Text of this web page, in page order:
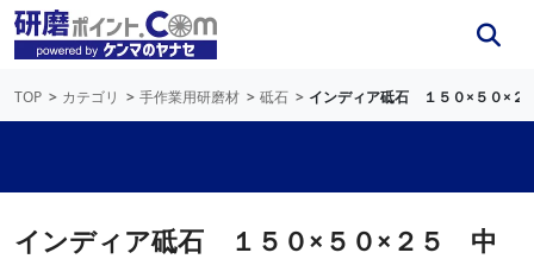
TOP カテゴリ 手作業用研磨材 砥石 インディア砥石 １５０×５０×
インディア砥石 １５０×５０×２５ 中